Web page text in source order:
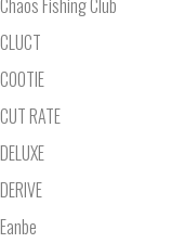
Chaos Fishing Club
CLUCT
COOTIE
CUT RATE
DELUXE
DERIVE
Eanbe